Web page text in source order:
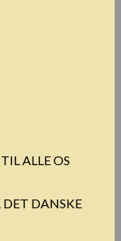
ALLE OS
DANSKE